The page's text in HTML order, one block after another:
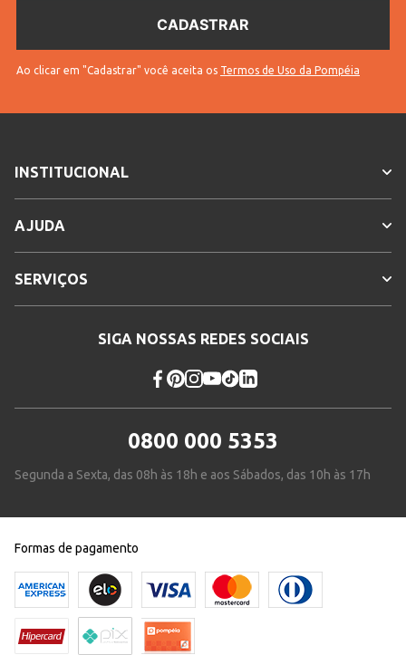
Ao clicar em "Cadastrar" você aceita os Termos de Uso da Pompéia
INSTITUCIONAL
AJUDA
SERVIÇOS
SIGA NOSSAS REDES SOCIAIS
0800 000 5353
Segunda a Sexta, das 08h às 18h e aos Sábados, das 10h às 17h
Formas de pagamento